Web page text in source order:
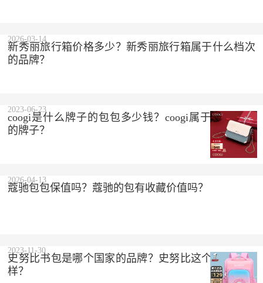
新秀丽旅行箱价格多少？新秀丽旅行箱属于什么档次
的品牌？
2026-03-14
coogi是什么牌子的包包多少钱？coogi属于什么档次
的牌子？
2023-06-23
蔻驰包包保值吗？蔻驰的包有收藏价值吗？
2026-04-13
史努比书包是哪个国家的品牌？史努比这个品牌怎么
样？
2023-11-30